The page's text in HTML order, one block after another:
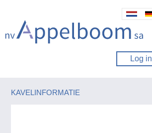
Log in
KAVELINFORMATIE